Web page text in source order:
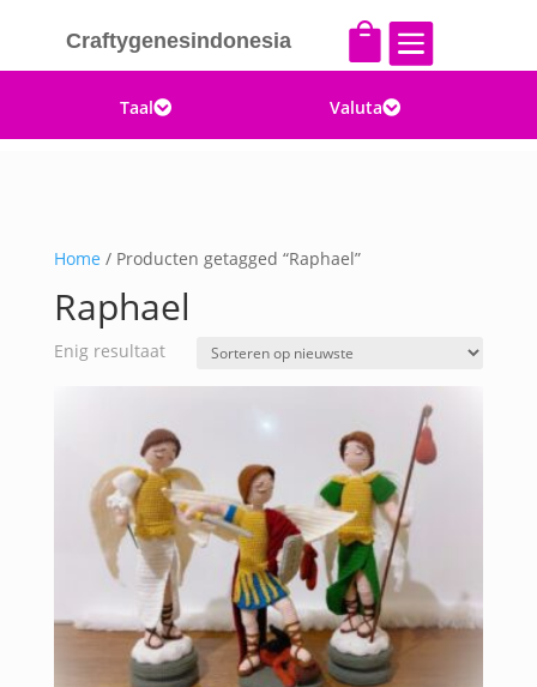
Craftygenesindonesia  
Taal Valuta
Home / Producten getagged “Raphael”
Raphael
Enig resultaat